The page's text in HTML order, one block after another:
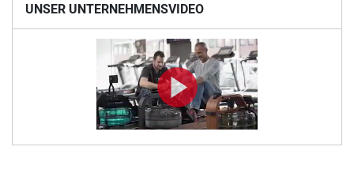
UNSER UNTERNEHMENSVIDEO